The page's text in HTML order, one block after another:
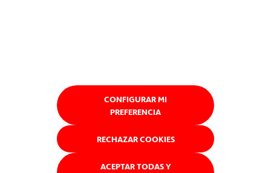
CONFIGURAR MI
PREFERENCIA
RECHAZAR COOKIES
ACEPTAR TODAS Y